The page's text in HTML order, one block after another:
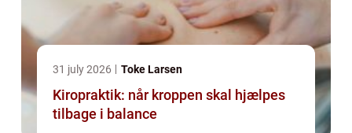
31 july 2026 Toke Larsen
Kiropraktik: når kroppen skal hjælpes
tilbage i balance